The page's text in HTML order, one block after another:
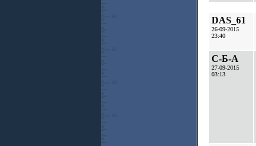
DAS_61
26-09-2015
23:40
С-Б-А
27-09-2015
03:13